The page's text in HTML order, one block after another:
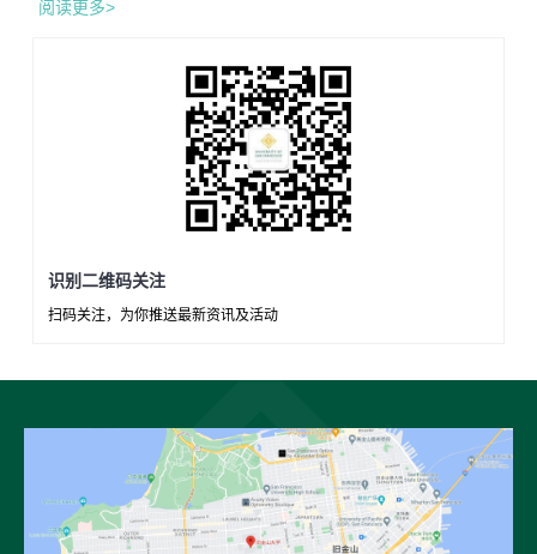
阅读更多>
识别二维码关注
扫码关注，为你推送最新资讯及活动